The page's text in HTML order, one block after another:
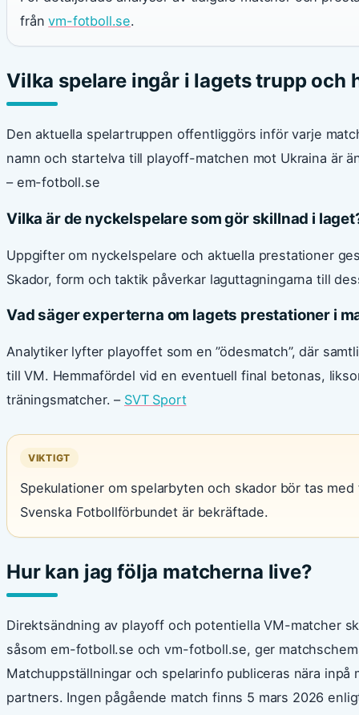
frånvm-fotboll.se.
Vilka spelare ingår i lagets trupp och
Den aktuella spelartruppen offentliggörs inför varje
namn och startelva till playoff-matchen mot Ukraina är
– em-fotboll.se
Vilka är de nyckelspelare som gör skillnad i
Uppgifter om nyckelspelare och aktuella prestationer
Skador, form och taktik påverkar laguttagningarna till
Vad säger experterna om lagets prestationer i
Analytiker lyfter playoffet som en ”ödesmatch”, där
till VM. Hemmafördel vid en eventuell final betonas,
träningsmatcher. – SVT Sport
VIKTIGT
Spekulationer om spelarbyten och skador bör tas
Svenska Fotbollförbundet är bekräftade.
Hur kan jag följa matcherna live?
Direktsändning av playoff och potentiella VM-matcher
såsom em-fotboll.se och vm-fotboll.se, ger
Matchuppställningar och spelarinfo publiceras nära
partners. Ingen pågående match finns 5 mars 2026